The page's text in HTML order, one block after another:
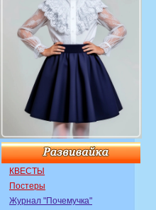
КВЕСТЫ
Постеры
Журнал "Почемучка"